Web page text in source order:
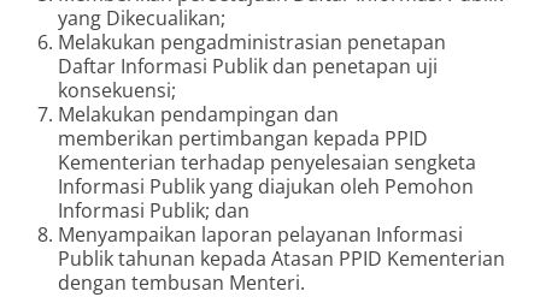
yang Dikecualikan;
Melakukan pengadministrasian penetapan
Daftar Informasi Publik dan penetapan uji
konsekuensi;
Melakukan pendampingan dan
memberikan pertimbangan kepada PPID
Kementerian terhadap penyelesaian sengketa
Informasi Publik yang diajukan oleh Pemohon
Informasi Publik; dan
Menyampaikan laporan pelayanan Informasi
Publik tahunan kepada Atasan PPID Kementerian
dengan tembusan Menteri.